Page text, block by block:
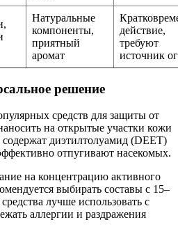
Натуральные
компоненты,
приятный
аромат
действие,
требуют
источник
решение
средств для защиты от
на открытые участки кожи
диэтилтолуамид (DEET)
отпугивают насекомых.
на концентрацию активного
выбирать составы с 15–
лучше использовать с
аллергии и раздражения